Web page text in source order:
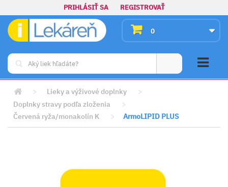
PRIHLÁSIŤ SA REGISTROVAŤ
0
> Lieky a výživové doplnky
>
Doplnky stravy podľa zloženia
>
Červená ryža/monakolín K
> ArmoLIPID PLUS